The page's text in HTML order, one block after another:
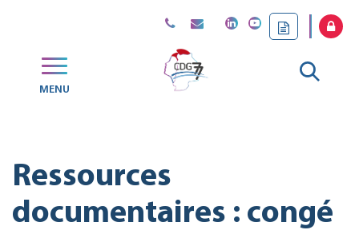
MENU
Aller
Ressources
documentaires : congé